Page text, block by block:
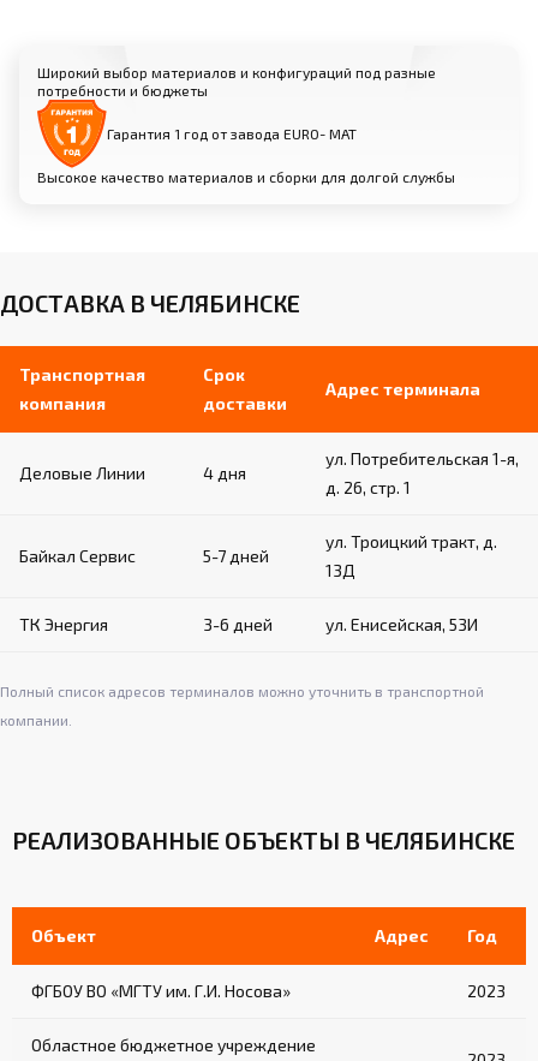
сцепления и безопасности спортсменов
Различные цветовые решения и фактуры
на выбор
Широкий выбор материалов и конфигураций под разные
потребности и бюджеты
Гарантия 1 год от завода EURO- МАТ
Высокое качество материалов и сборки для долгой службы
ДОСТАВКА В ЧЕЛЯБИНСКЕ
Транспортная
компания
Срок
доставки
Адрес терминала
Деловые Линии 4 дня
ул. Потребительская 1-я,
д. 26, стр. 1
Байкал Сервис 5-7 дней
ул. Троицкий тракт, д.
13Д
ТК Энергия 3-6 дней ул. Енисейская, 53И
Полный список адресов терминалов можно уточнить в транспортной
компании.
РЕАЛИЗОВАННЫЕ ОБЪЕКТЫ В ЧЕЛЯБИНСКЕ
Объект Адрес Год
ФГБОУ ВО «МГТУ им. Г.И. Носова» 2023
Областное бюджетное учреждение